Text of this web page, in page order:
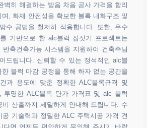
벽히 해결하는 방음 차음 공사 가격을 합리
며, 화재 안전성을 확보한 블록 내화구조 및
수 공법을 철저히 적용합니다. 또한, 우수
기반으로 한 alc블럭 집짓기 프로젝트는
반축건축가능 시스템을 지원하여 건축주님
드립니다. 신뢰할 수 있는 정석적인 alc블
한 블럭 마감 공정을 통해 하자 없는 공간을
과 용도에 맞춘 정확한 ALC블록규격 및
투명한 ALC블록 단가 가격표 및 alc 블럭
비 산출까지 세밀하게 안내해 드립니다. 수
공 기술력과 정밀한 ALC 주택시공 가격 견